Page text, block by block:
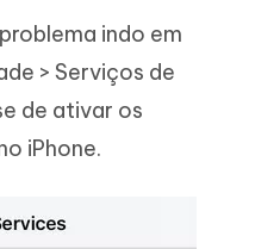
indo em
> Serviços de
de ativar os
iPhone.